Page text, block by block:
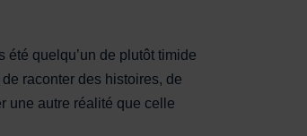
été quelqu’un de plutôt timide
raconter des histoires, de
une autre réalité que celle